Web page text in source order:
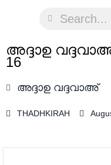
അദ്ദാഉ
16
അദ്ദാഉ വദ്ദവാഅ്
THADHKIRAH